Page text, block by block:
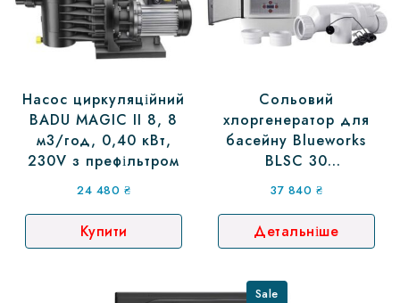
Насос циркуляційний
BADU MAGIC II 8, 8
м3/год, 0,40 кВт,
230V з префільтром
24 480 ₴
Купити
Сольовий
хлоргенератор для
басейну Blueworks
BLSC 30
(Електролізне
дезінфекції води)
37 840 ₴
Детальніше
Sale